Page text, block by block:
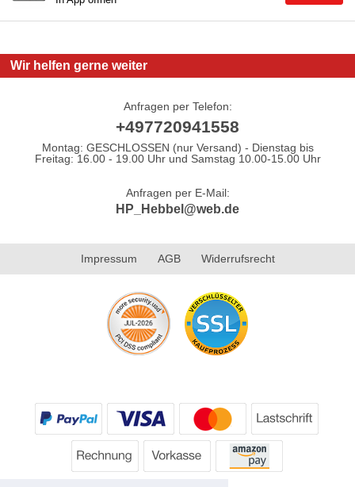
Wir helfen gerne weiter
Anfragen per Telefon:
+497720941558
Montag: GESCHLOSSEN (nur Versand) - Dienstag bis
Freitag: 16.00 - 19.00 Uhr und Samstag 10.00-15.00 Uhr
Anfragen per E-Mail:
HP_Hebbel@web.de
Impressum AGB Widerrufsrecht